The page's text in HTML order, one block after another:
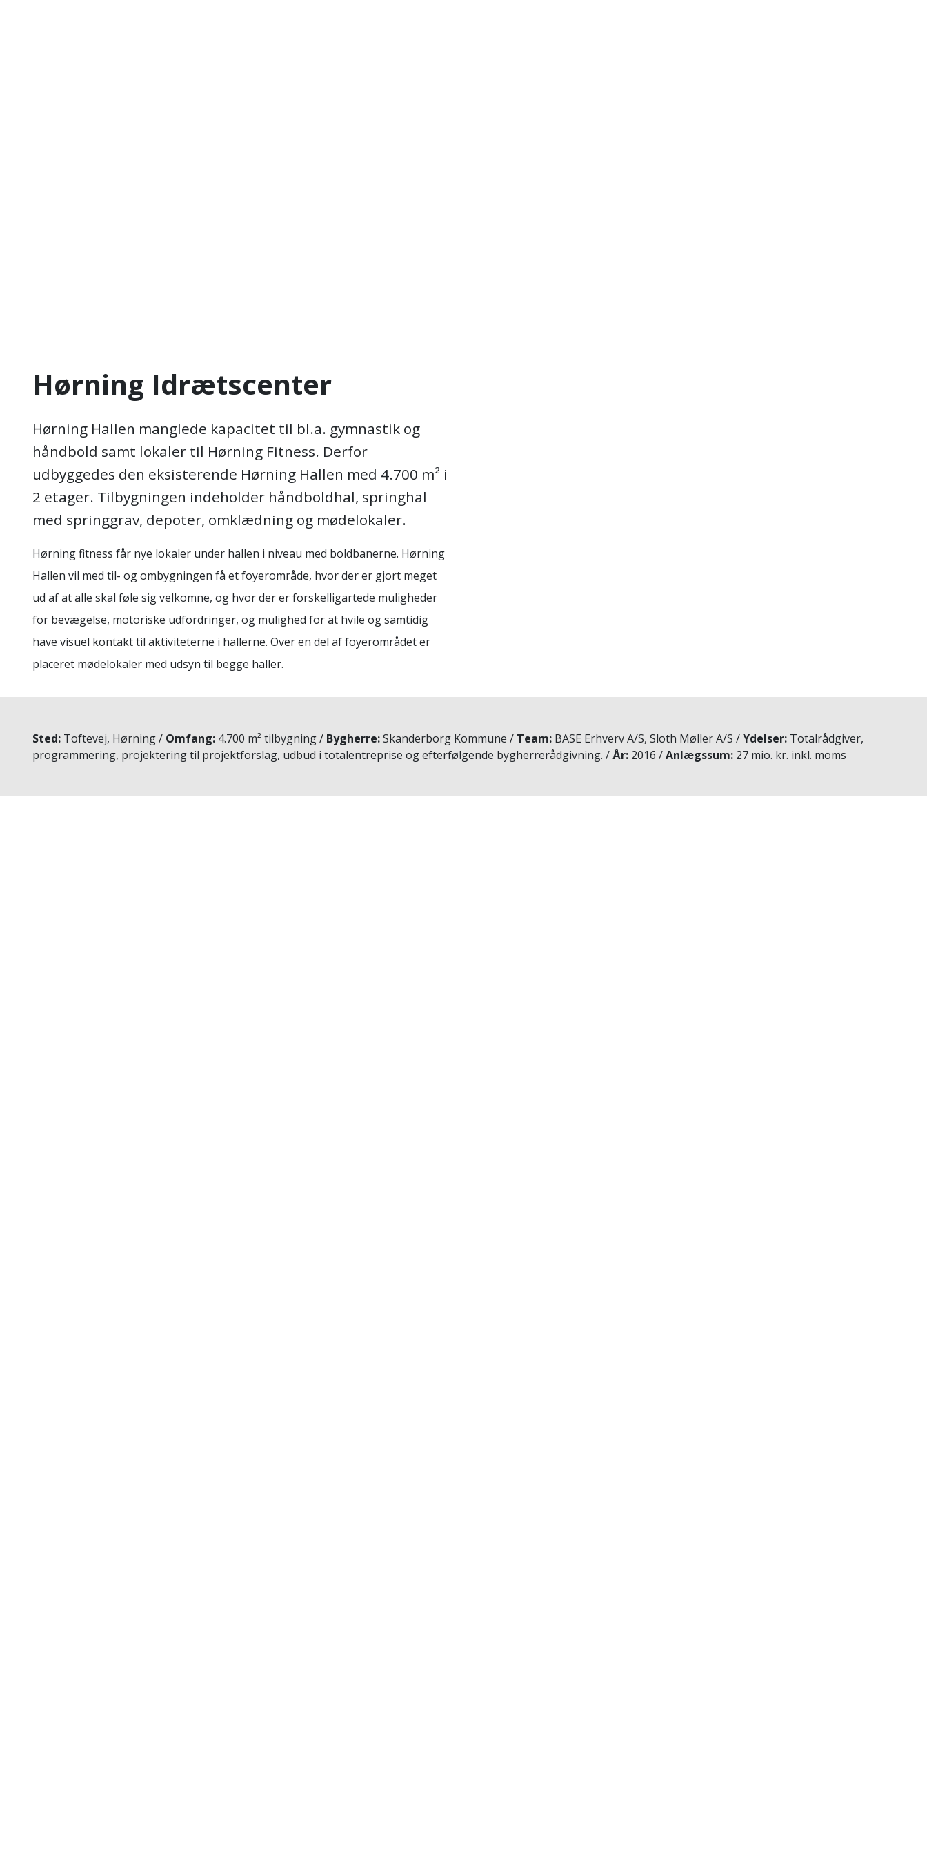
Hørning Idrætscenter
Hørning Hallen manglede kapacitet til bl.a. gymnastik og
håndbold samt lokaler til Hørning Fitness. Derfor
udbyggedes den eksisterende Hørning Hallen med 4.700 m² i
2 etager. Tilbygningen indeholder håndboldhal, springhal
med springgrav, depoter, omklædning og mødelokaler.
Hørning fitness får nye lokaler under hallen i niveau med boldbanerne. Hørning
Hallen vil med til- og ombygningen få et foyerområde, hvor der er gjort meget
ud af at alle skal føle sig velkomne, og hvor der er forskelligartede muligheder
for bevægelse, motoriske udfordringer, og mulighed for at hvile og samtidig
have visuel kontakt til aktiviteterne i hallerne. Over en del af foyerområdet er
placeret mødelokaler med udsyn til begge haller.
Sted Toftevej, Hørning Omfang 4.700 m² tilbygning Bygherre Skanderborg Kommune Team BASE Erhverv A/S, Sloth Møller A/S Ydelser Totalrådgiver,
programmering, projektering til projektforslag, udbud i totalentreprise og efterfølgende bygherrerådgivning.
År 2016 Anlægssum 27 mio. kr. inkl. moms